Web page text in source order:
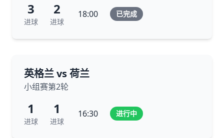
3
进球
2
进球
18:00 已完成
英格兰 vs 荷兰
小组赛第2轮
1
进球
1
进球
16:30 进行中